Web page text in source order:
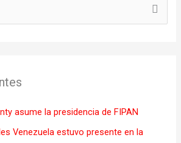
asume la presidencia de FIPAN
Venezuela estuvo presente en la